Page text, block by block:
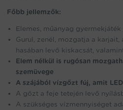
Főbb jellemzők:
Elemes, műanyag
Gurul, zenél, mozgatja a karjait,
hasában levő kiskacsát,
Elem nélkül is rugósan
szemüvege
A szájából vízgőzt fúj, amit
A gőzt a feje tetején levő
A szükséges vízmennyiséget